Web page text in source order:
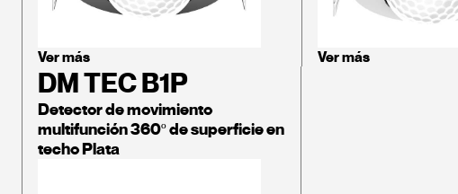
Ver más Ver más
DM TEC B1P
Detector de movimiento
multifunción 360º de superficie en
techo Plata